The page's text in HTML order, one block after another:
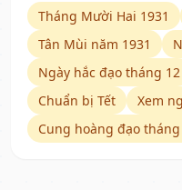
Tháng Mười Hai 1931
Tân Mùi năm 1931
Ngày hắc đạo tháng 12
Chuẩn bị Tết
Xem
Cung hoàng đạo